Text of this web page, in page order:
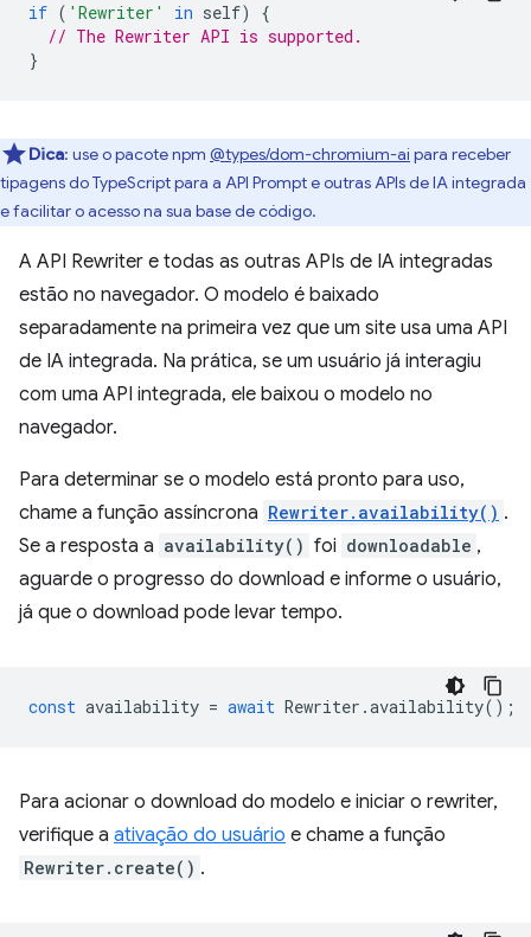
if ( 'Rewriter' in self)
{
// The Rewriter API is supported.
}
Dica: use o pacote npm @types/dom-chromium-ai para receber
tipagens do TypeScript para a API Prompt e outras APIs de IA integrada
e facilitar o acesso na sua base de código.
A API Rewriter e todas as outras APIs de IA integradas
estão no navegador. O modelo é baixado
separadamente na primeira vez que um site usa uma API
de IA integrada. Na prática, se um usuário já interagiu
com uma API integrada, ele baixou o modelo no
navegador.
Para determinar se o modelo está pronto para uso,
chame a função assíncrona Rewriter.availability() .
Se a resposta a availability() foi downloadable ,
aguarde o progresso do download e informe o usuário,
já que o download pode levar tempo.
const availability = await Rewriter .availability();
Para acionar o download do modelo e iniciar o rewriter,
verifique a ativação do usuário e chame a função
Rewriter.create() .